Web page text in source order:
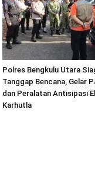
Polres Bengkulu Utara
Tanggap Bencana, Gelar
dan Peralatan Antisipasi
Karhutla